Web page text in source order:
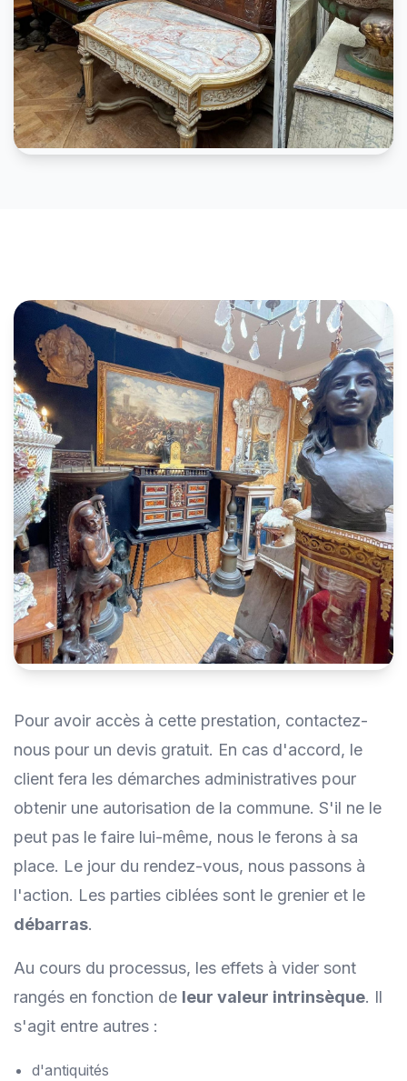
Pour avoir accès à cette prestation, contactez-
nous pour un devis gratuit. En cas d'accord, le
client fera les démarches administratives pour
obtenir une autorisation de la commune. S'il ne le
peut pas le faire lui-même, nous le ferons à sa
place. Le jour du rendez-vous, nous passons à
l'action. Les parties ciblées sont le grenier et le
débarras.
Au cours du processus, les effets à vider sont
rangés en fonction de leur valeur intrinsèque. Il
s'agit entre autres :
d'antiquités